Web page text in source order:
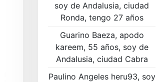
soy de Andalusia, ciudad
Ronda, tengo 27 años
Guarino Baeza, apodo
kareem, 55 años, soy de
Andalusia, ciudad Cabra
Paulino Angeles heru93, soy